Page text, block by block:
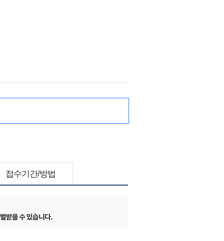
접수기간/방법